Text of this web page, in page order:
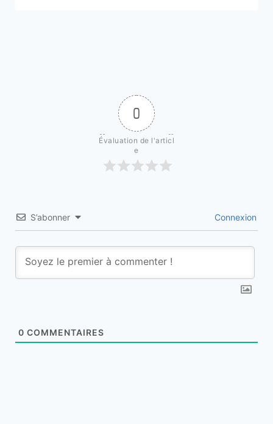
0
Évaluation de l'articl
e
S’abonner Connexion
0 COMMENTAIRES